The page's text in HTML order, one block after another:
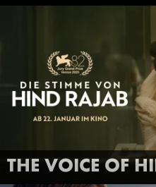
THE VOICE OF
THE
MEHR INFOS